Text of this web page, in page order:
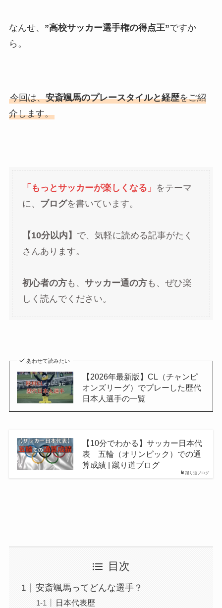
なんせ、 ”高校サッカー選手権の得点王”ですか
ら。
今回は、安斎颯馬のプレースタイルと経歴をご紹
介します。
「もっとサッカーが楽しくなる」 をテーマ
に、 ブログを書いています。
【10分以内】 で、気軽に読める記事がたく
さんあります。
初心者の方も、 サッカー通の方も、ぜひ楽
しく読んでください。
あわせて読みたい
【2026年最新版】CL（チャンピ
オンズリーグ）でプレーした歴代
日本人選手の一覧
蹴り道ブログ
【10分でわかる】サッカー日本代
表 五輪（オリンピック）での通
算成績 | 蹴り道ブログ
目次
安斎颯馬ってどんな選手？
日本代表歴